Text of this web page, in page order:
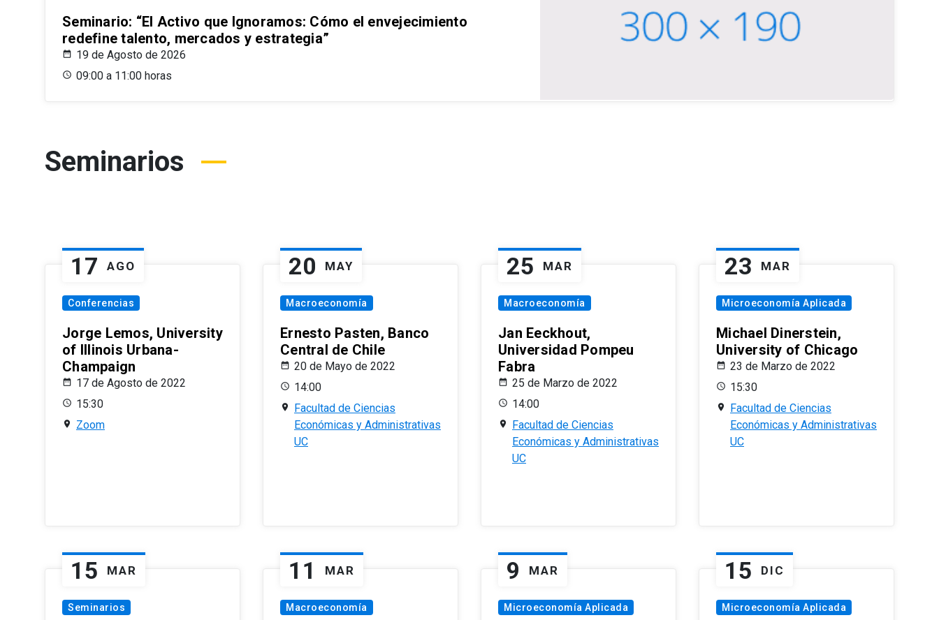
Seminario: “El Activo que Ignoramos: Cómo el envejecimiento
redefine talento, mercados y estrategia”
19 de Agosto de 2026
09:00 a 11:00 horas
Seminarios
17 AGO
Conferencias
Jorge Lemos, University
of Illinois Urbana-
Champaign
17 de Agosto de 2022
15:30
Zoom
20 MAY
Macroeconomía
Ernesto Pasten, Banco
Central de Chile
20 de Mayo de 2022
14:00
Facultad de Ciencias
Económicas y Administrativas
UC
25 MAR
Macroeconomía
Jan Eeckhout,
Universidad Pompeu
Fabra
25 de Marzo de 2022
14:00
Facultad de Ciencias
Económicas y Administrativas
UC
23 MAR
Microeconomía Aplicada
Michael Dinerstein,
University of Chicago
23 de Marzo de 2022
15:30
Facultad de Ciencias
Económicas y Administrativas
UC
15 MAR
Seminarios
11 MAR
Macroeconomía
9 MAR
Microeconomía Aplicada
15 DIC
Microeconomía Aplicada